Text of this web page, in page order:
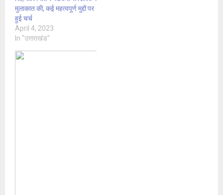
मुलाकात की, कई महत्वपूर्ण मुद्दों पर
हुई चर्च
April 4, 2023
In "उत्तराखंड"